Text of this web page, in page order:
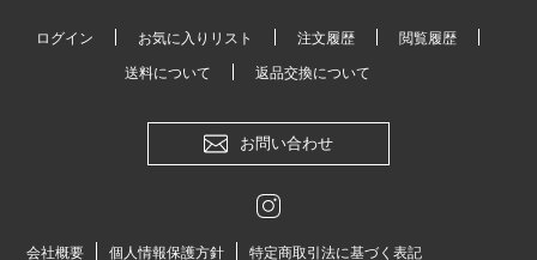
ログイン お気に入りリスト 注文履歴 閲覧履歴
送料について 返品交換について
お問い合わせ
会社概要 個人情報保護方針 特定商取引法に基づく表記